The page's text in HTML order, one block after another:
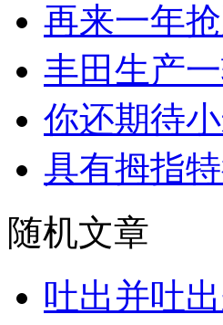
再来一年
丰田生产
你还期待
具有拇指
随机文章
吐出并吐